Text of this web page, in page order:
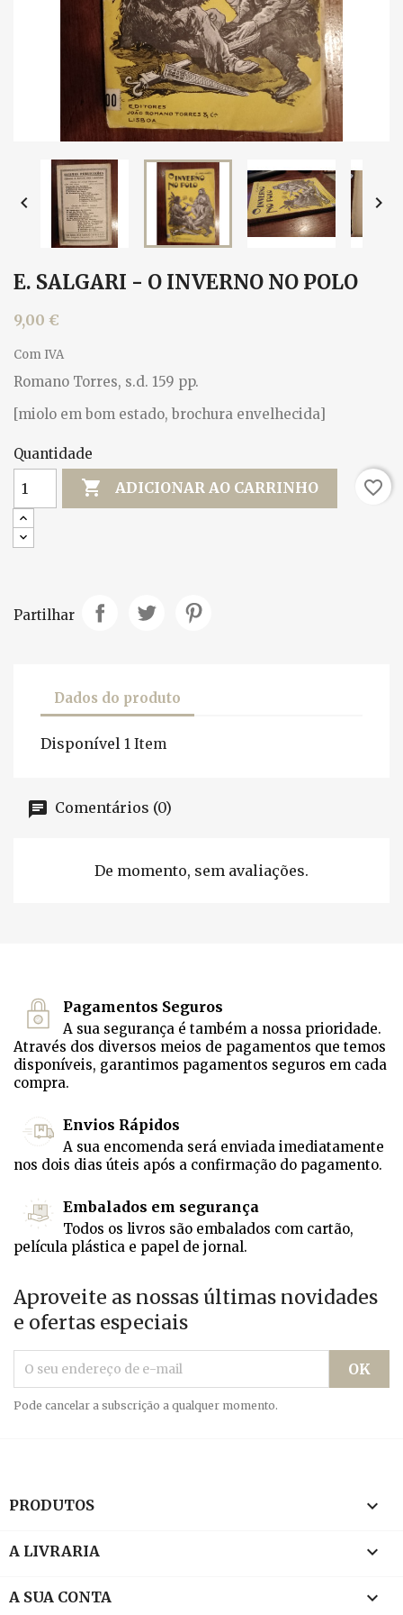
 
E. SALGARI - O INVERNO NO POLO
9,00 €
Com IVA
Romano Torres, s.d. 159 pp.
[miolo em bom estado, brochura envelhecida]
Quantidade
 ADICIONAR AO CARRINHO favorite_border
Partilhar
Dados do produto
Disponível 1 Item
Comentários (0)
De momento, sem avaliações.
Pagamentos Seguros
A sua segurança é também a nossa prioridade.
Através dos diversos meios de pagamentos que temos
disponíveis, garantimos pagamentos seguros em cada
compra.
Envios Rápidos
A sua encomenda será enviada imediatamente
nos dois dias úteis após a confirmação do pagamento.
Embalados em segurança
Todos os livros são embalados com cartão,
película plástica e papel de jornal.
Aproveite as nossas últimas novidades
e ofertas especiais
Pode cancelar a subscrição a qualquer momento.
PRODUTOS 
A LIVRARIA 
A SUA CONTA 